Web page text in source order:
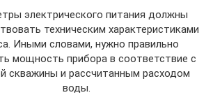
электрического питания должны
техническим характеристиками
Иными словами, нужно правильно
мощность прибора в соответствие с
скважины и рассчитанным расходом
воды.